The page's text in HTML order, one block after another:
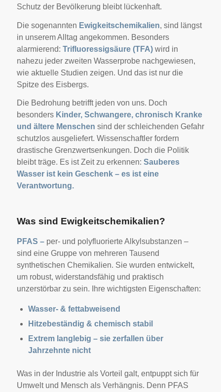
Schutz der Bevölkerung bleibt lückenhaft.
Die sogenannten Ewigkeitschemikalien, sind längst
in unserem Alltag angekommen. Besonders
alarmierend: Trifluoressigsäure (TFA)wird in
nahezu jeder zweiten Wasserprobe nachgewiesen,
wie aktuelle Studien zeigen. Und das ist nur die
Spitze des Eisbergs.
Die Bedrohung betrifft jeden von uns. Doch
besonders Kinder, Schwangere, chronisch Kranke
und ältere Menschen sind der schleichenden Gefahr
schutzlos ausgeliefert. Wissenschaftler fordern
drastische Grenzwertsenkungen. Doch die Politik
bleibt träge. Es ist Zeit zu erkennen: Sauberes
Wasser ist kein Geschenk – es ist eine
Verantwortung.
Was sind Ewigkeitschemikalien?
PFAS – per- und polyfluorierte Alkylsubstanzen –
sind eine Gruppe von mehreren Tausend
synthetischen Chemikalien. Sie wurden entwickelt,
um robust, widerstandsfähig und praktisch
unzerstörbar zu sein. Ihre wichtigsten Eigenschaften:
Wasser- & fettabweisend
Hitzebeständig & chemisch stabil
Extrem langlebig – sie zerfallen über
Jahrzehnte nicht
Was in der Industrie als Vorteil galt, entpuppt sich für
Umwelt und Mensch als Verhängnis. Denn PFAS